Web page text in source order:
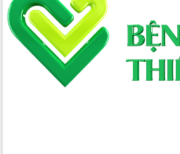
Đắk Lắk nỗ lực thúc đẩy tăng trưởng
kinh tế từ 10% trở lên trong Quý
II/2026
Đắk Lắk ký kết thỏa thuận hợp tác về
chuyển đổi số giai đoạn 2026 – 2030
với Tập đoàn Bưu chính Viễn thông